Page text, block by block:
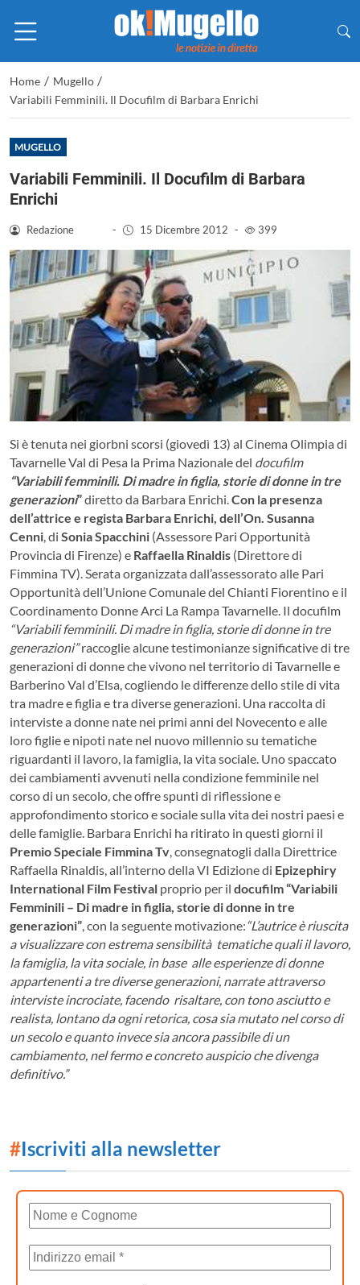
Home / Mugello /
Variabili Femminili. Il Docufilm di Barbara Enrichi
MUGELLO
Variabili Femminili. Il Docufilm di Barbara
Enrichi
Redazione - 15 Dicembre 2012 - 399
Si è tenuta nei giorbni scorsi (giovedì 13) al Cinema Olimpia di
Tavarnelle Val di Pesa la Prima Nazionale del docufilm
“Variabili femminili. Di madre in figlia, storie di donne in tre
generazioni”diretto da Barbara Enrichi. Con la presenza
dell’attrice e regista Barbara Enrichi, dell’On. Susanna
Cenni , di Sonia Spacchini (Assessore Pari Opportunità
Provincia di Firenze) e Raffaella Rinaldis (Direttore di
Fimmina TV). Serata organizzata dall’assessorato alle Pari
Opportunità dell’Unione Comunale del Chianti Fiorentino e il
Coordinamento Donne Arci La Rampa Tavarnelle. Il docufilm
“Variabili femminili. Di madre in figlia, storie di donne in tre
generazioni”raccoglie alcune testimonianze significative di tre
generazioni di donne che vivono nel territorio di Tavarnelle e
Barberino Val d’Elsa, cogliendo le differenze dello stile di vita
tra madre e figlia e tra diverse generazioni. Una raccolta di
interviste a donne nate nei primi anni del Novecento e alle
loro figlie e nipoti nate nel nuovo millennio su tematiche
riguardanti il lavoro, la famiglia, la vita sociale. Uno spaccato
dei cambiamenti avvenuti nella condizione femminile nel
corso di un secolo, che offre spunti di riflessione e
approfondimento storico e sociale sulla vita dei nostri paesi e
delle famiglie. Barbara Enrichi ha ritirato in questi giorni il
Premio Speciale Fimmina Tv , consegnatogli dalla Direttrice
Raffaella Rinaldis, all’interno della VI Edizione di Epizephiry
International Film Festival proprio per il docufilm “Variabili
Femminili – Di madre in figlia, storie di donne in tre
generazioni” , con la seguente motivazione: “L’autrice è riuscita
a visualizzare con estrema sensibilità tematiche quali il lavoro,
la famiglia, la vita sociale, in base alle esperienze di donne
appartenenti a tre diverse generazioni, narrate attraverso
interviste incrociate, facendo risaltare, con tono asciutto e
realista, lontano da ogni retorica, cosa sia mutato nel corso di
un secolo e quanto invece sia ancora passibile di un
cambiamento, nel fermo e concreto auspicio che divenga
definitivo.”
#Iscriviti alla newsletter